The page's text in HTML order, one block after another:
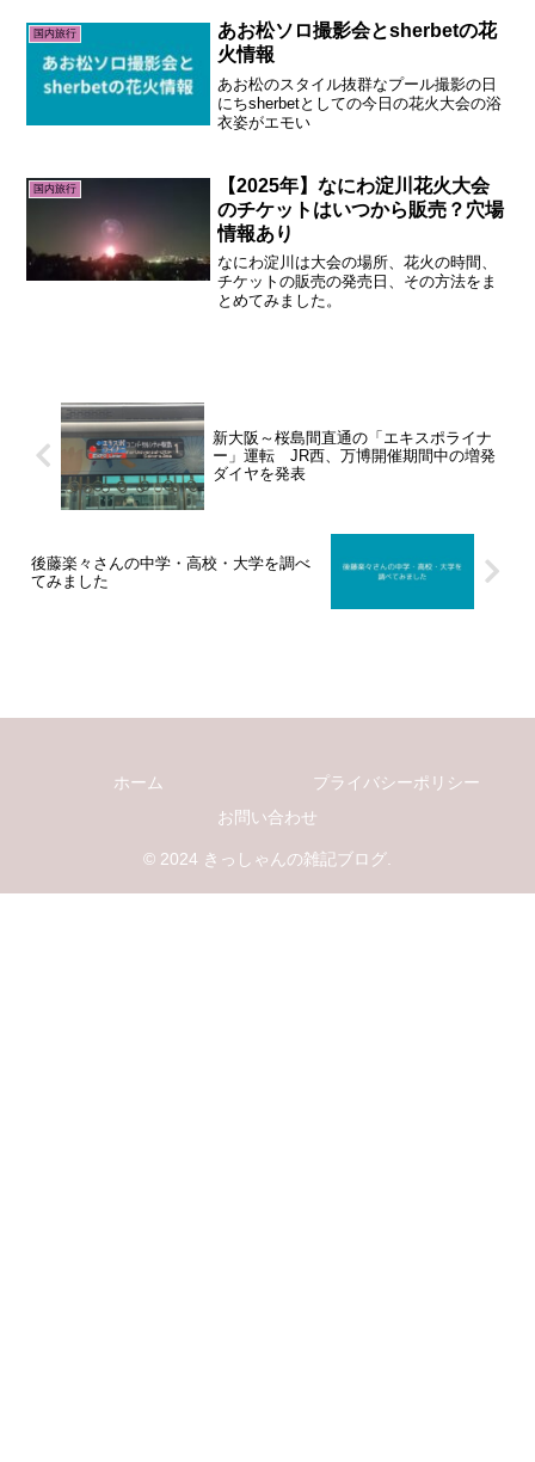
国内旅行
あお松ソロ撮影会とsherbetの花
火情報
あお松のスタイル抜群なプール撮影の日
にちsherbetとしての今日の花火大会の浴
衣姿がエモい
国内旅行
【2025年】なにわ淀川花火大会
のチケットはいつから販売？穴場
情報あり
なにわ淀川は大会の場所、花火の時間、
チケットの販売の発売日、その方法をま
とめてみました。
新大阪～桜島間直通の「エキスポライナ
ー」運転 JR西、万博開催期間中の増発
ダイヤを発表
後藤楽々さんの中学・高校・大学を調べ
てみました
ホーム
プライバシーポリシー
お問い合わせ
© 2024 きっしゃんの雑記ブログ.